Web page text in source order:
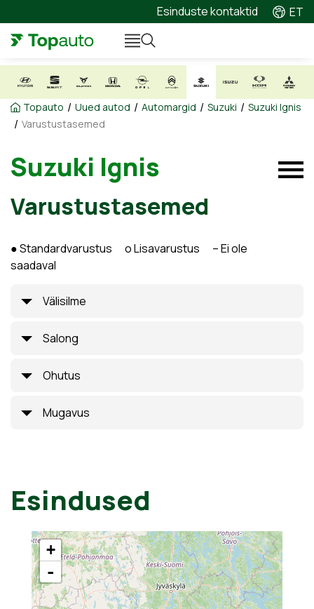
Esinduste kontaktid ET
Topauto / Uued autod / Automargid / Suzuki / Suzuki Ignis
/ Varustustasemed
Suzuki Ignis
Varustustasemed
● Standardvarustus o Lisavarustus – Ei ole
saadaval
Välisilme
Salong
Ohutus
Mugavus
Esindused
+
-